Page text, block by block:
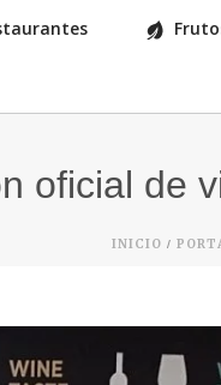
oficial de
INICIO /